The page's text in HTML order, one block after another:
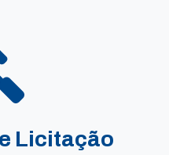
Licitação